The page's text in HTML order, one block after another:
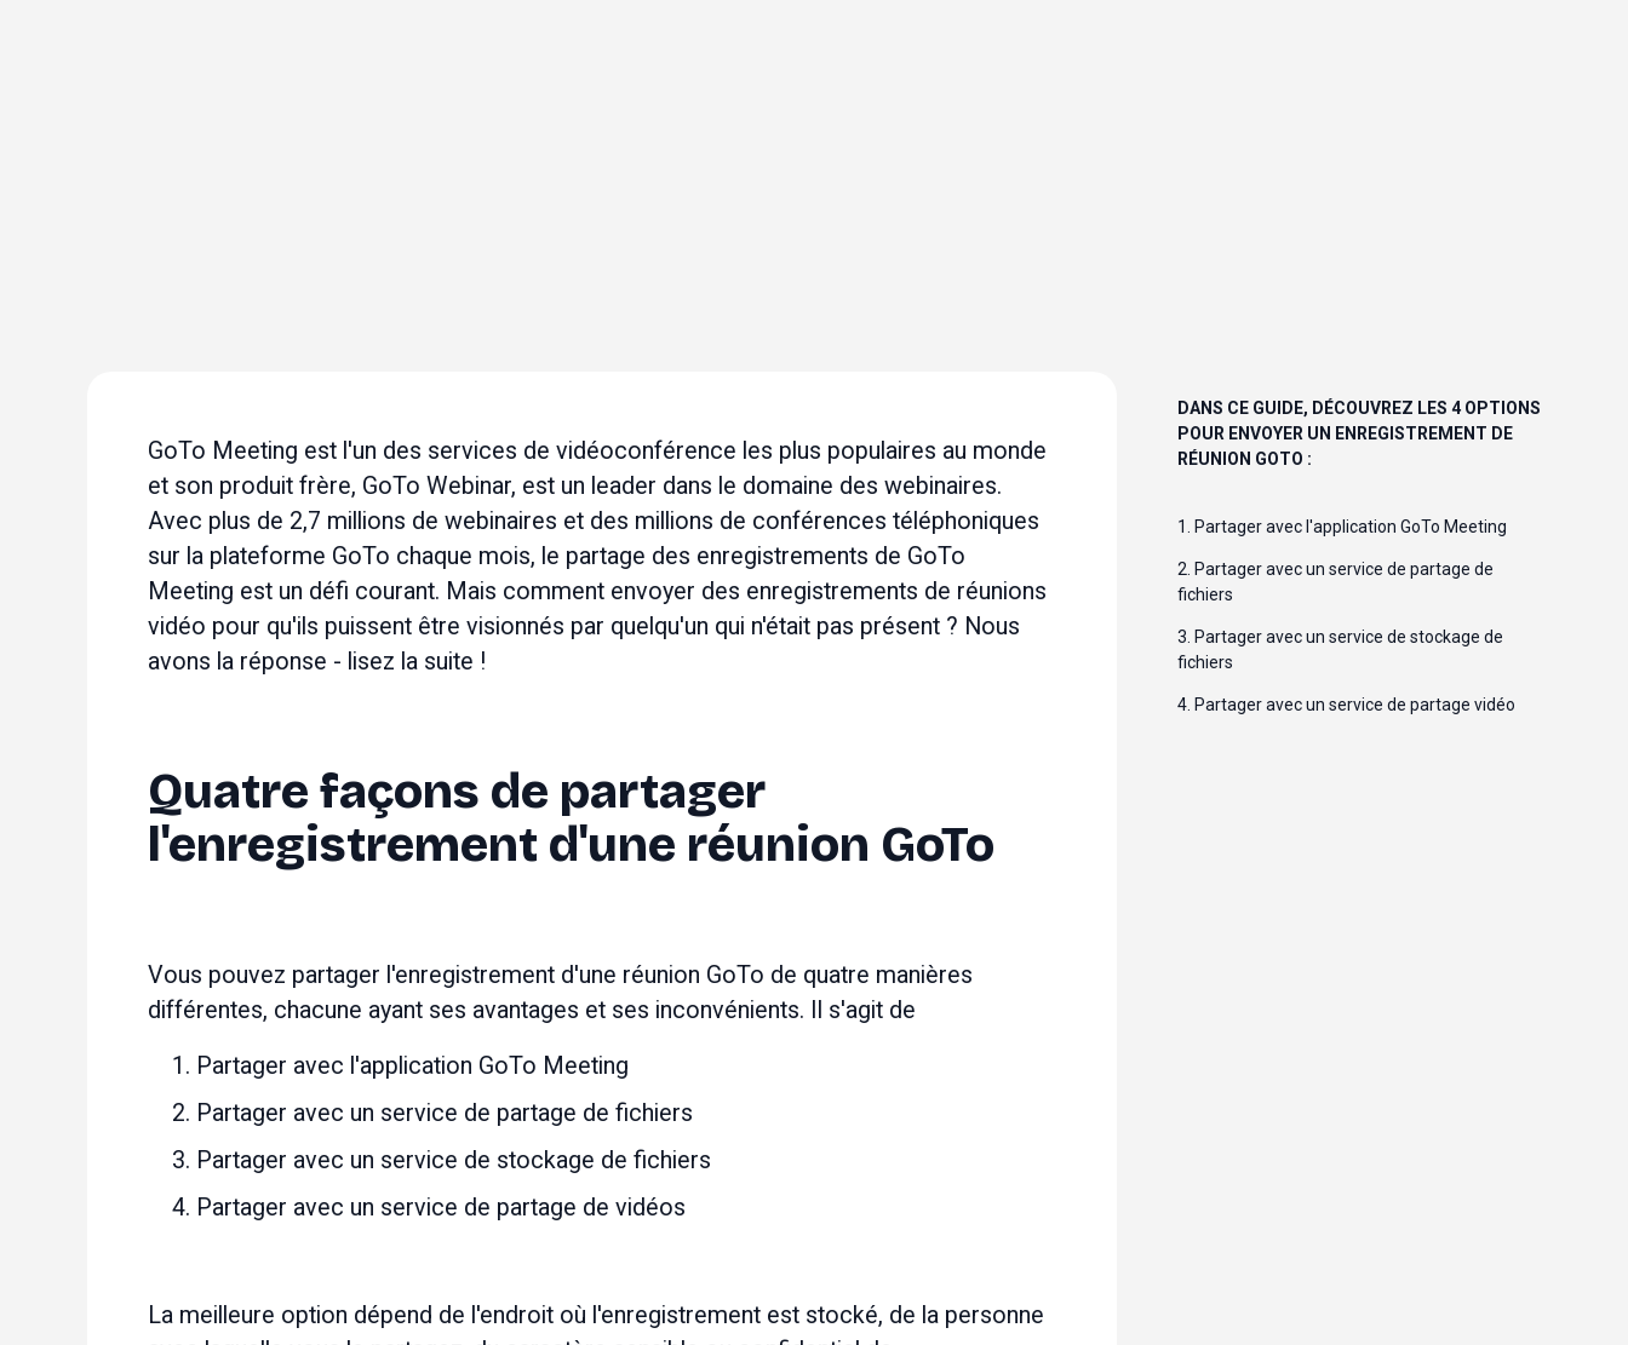
DANS CE GUIDE, DÉCOUVREZ LES 4 OPTIONS
POUR ENVOYER UN ENREGISTREMENT DE
RÉUNION GOTO :
1. Partager avec l'application GoTo Meeting
2. Partager avec un service de partage de
fichiers
3. Partager avec un service de stockage de
fichiers
4. Partager avec un service de partage vidéo
GoTo Meeting est l'un des services de vidéoconférence les plus populaires au monde
et son produit frère, GoTo Webinar, est un leader dans le domaine des webinaires.
Avec plus de 2,7 millions de webinaires et des millions de conférences téléphoniques
sur la plateforme GoTo chaque mois, le partage des enregistrements de GoTo
Meeting est un défi courant. Mais comment envoyer des enregistrements de réunions
vidéo pour qu'ils puissent être visionnés par quelqu'un qui n'était pas présent ? Nous
avons la réponse - lisez la suite !
Quatre façons de partager
l'enregistrement d'une réunion GoTo
Vous pouvez partager l'enregistrement d'une réunion GoTo de quatre manières
différentes, chacune ayant ses avantages et ses inconvénients. Il s'agit de
Partager avec l'application GoTo Meeting
Partager avec un service de partage de fichiers
Partager avec un service de stockage de fichiers
Partager avec un service de partage de vidéos
La meilleure option dépend de l'endroit où l'enregistrement est stocké, de la personne